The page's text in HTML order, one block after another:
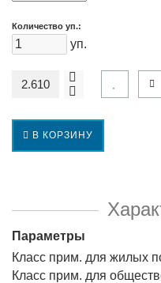
Количество уп.:
уп.
В КОРЗИНУ
Параметры
Класс прим. для жилых
Класс прим. для